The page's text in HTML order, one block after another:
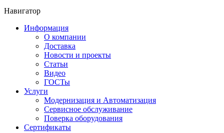
Навигатор
Информация
О компании
Доставка
Новости и проекты
Статьи
Видео
ГОСТы
Услуги
Модернизация и Автоматизация
Сервисное обслуживание
Поверка оборудования
Сертификаты